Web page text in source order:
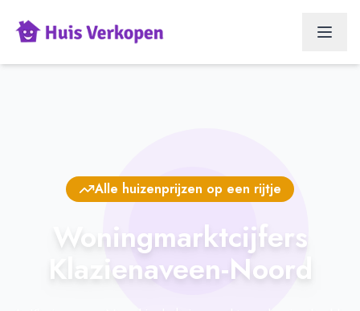
Alle huizenprijzen op een rijtje
Woningmarktcijfers
Klazienaveen-Noord